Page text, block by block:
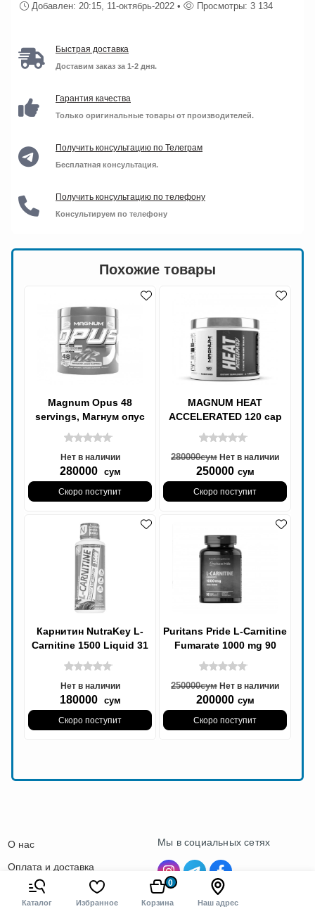
Добавлен: 20:15, 11-октябрь-2022 • Просмотры: 3 134
Быстрая доставка
Доставим заказ за 1-2 дня.
Гарантия качества
Только оригинальные товары от производителей.
Получить консультацию по Телеграм
Бесплатная консультация.
Получить консультацию по телефону
Консультируем по телефону
Похожие товары
Magnum Opus 48
servings, Магнум опус
Нет в наличии
280000 сум
Скоро поступит
MAGNUM HEAT
ACCELERATED 120 cap
280000сум Нет в наличии
250000 сум
Скоро поступит
Карнитин NutraKey L-
Carnitine 1500 Liquid 31
порций, Л-карнитин
(watermelon)
Нет в наличии
180000 сум
Скоро поступит
Puritans Pride L-Carnitine
Fumarate 1000 mg 90
таблетка, Л-Карнитин
250000сум Нет в наличии
200000 сум
Скоро поступит
Каталог Избранное Корзина
0
Наш адрес
О нас
Оплата и доставка
Контакты
Мы в социальных сетях